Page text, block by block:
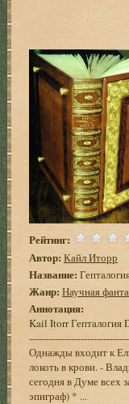
Рейтинг:
Автор: Кайл Иторр
Название:
Жанр: Научная
Аннотация:
Kail Itorr Гепталогия
Однажды входит к
локоть в крови. -
сегодня в Думе всех
эпиграф) * ...